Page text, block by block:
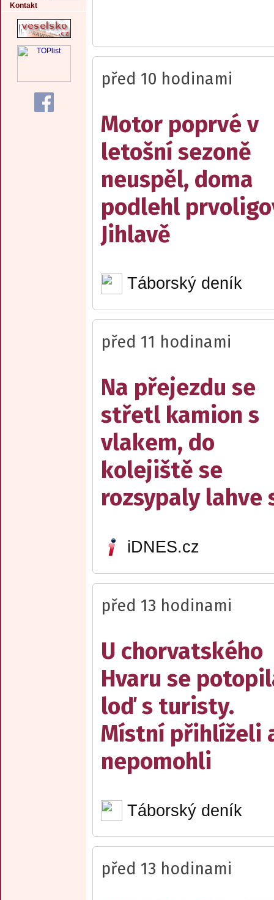
Kontakt
před 10 hodinami
Motor poprvé v
letošní sezoně
neuspěl, doma
podlehl
Jihlavě
Táborský deník
před 11 hodinami
Na přejezdu se
střetl kamion s
vlakem, do
kolejiště se
rozsypaly lahve
iDNES.cz
před 13 hodinami
U chorvatského
Hvaru se
loď s turisty.
Místní přihlíželi
nepomohli
Táborský deník
před 13 hodinami